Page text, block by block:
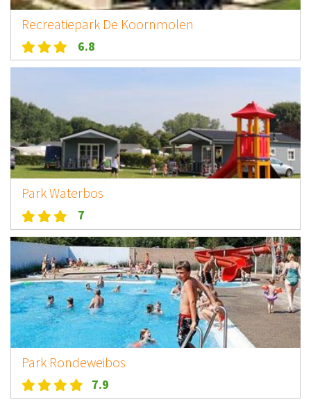
Recreatiepark De Koornmolen
6.8
Park Waterbos
7
Park Rondeweibos
7.9